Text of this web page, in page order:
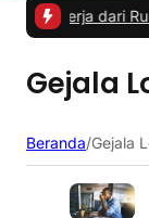
dari Rumah |
Gejala
Beranda/Gejala